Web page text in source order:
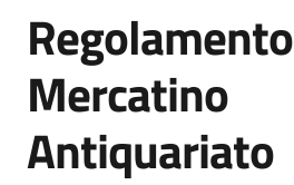
Servizi
Vivere
Galliera
Salta al contenuto
Regolamento
Mercatino
Antiquariato